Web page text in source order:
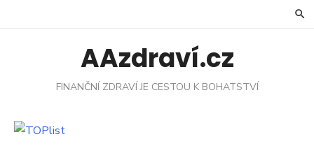
AAzdraví.cz
FINANČNÍ ZDRAVÍ JE CESTOU K BOHATSTVÍ